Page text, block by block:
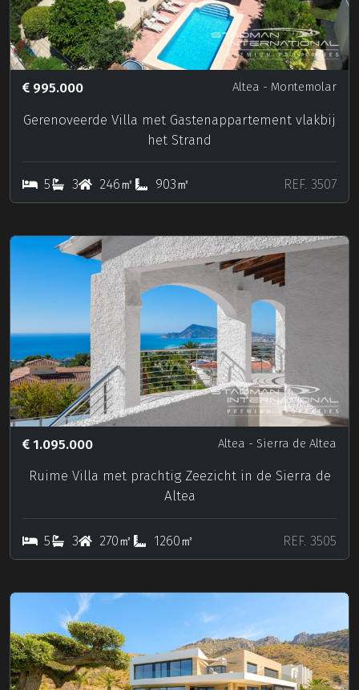
995.000 Altea - Montemolar
Gerenoveerde Villa met Gastenappartement vlakbij
het Strand
5 3 246㎡ 903㎡ REF. 3507
1.095.000 Altea - Sierra de Altea
Ruime Villa met prachtig Zeezicht in de Sierra de
Altea
5 3 270㎡ 1260㎡ REF. 3505